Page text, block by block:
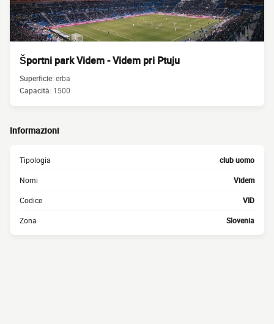
Športni park Videm - Videm pri Ptuju
Superficie:erba
Capacità: 1500
Informazioni
Tipologia club uomo
Nomi Videm
Codice VID
Zona Slovenia